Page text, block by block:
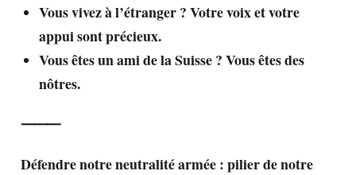
Vous vivez à l’étranger ? Votre voix et votre
appui sont précieux.
Vous êtes un ami de la Suisse ? Vous êtes des
nôtres.
⸻
Défendre notre neutralité armée : pilier de notre